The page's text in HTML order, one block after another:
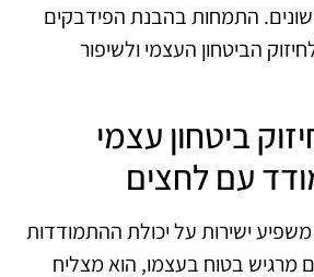
התמחות בהבנת הפידבקים
הביטחון העצמי ולשיפור
ביטחון עצמי
עם לחצים
משפיע ישירות על יכולת ההתמודדות
בטוח בעצמו, הוא מצליח